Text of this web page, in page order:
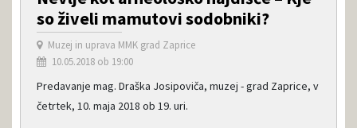
so živeli mamutovi sodobniki?
Muzej in uprava MMK grad Zaprice
10.05.2018 ob 19:00
Predavanje mag. Draška Josipoviča, muzej - grad Zaprice, v
četrtek, 10. maja 2018 ob 19. uri.